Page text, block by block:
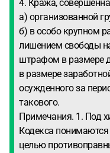
4. Кража,
а) организованной
б) в особо крупном
лишением свободы
штрафом в размере
в размере
осужденного за
такового.
Примечания. 1. Под
Кодекса
целью